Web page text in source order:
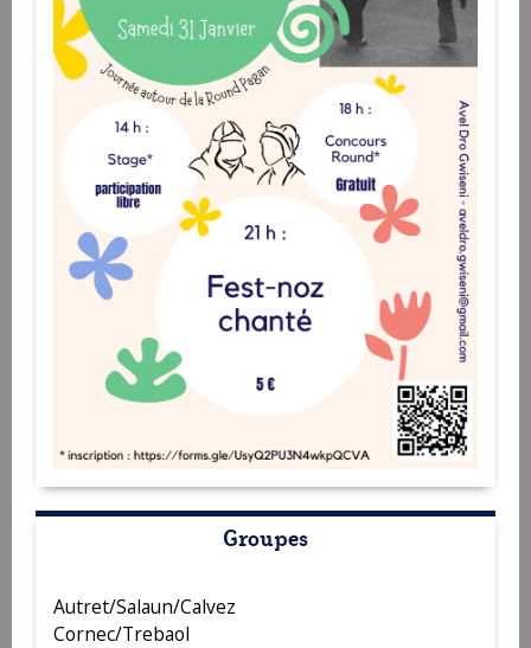
Groupes
Autret/Salaun/Calvez
Cornec/Trebaol